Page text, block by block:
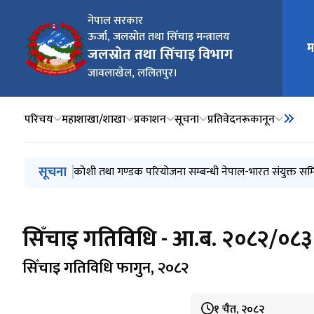
नेपाल सरकार
ऊर्जा, जलस्रोत तथा सिँचाइ मन्त्रालय
जलस्रोत तथा सिँचाइ विभाग
जावलाखेल, ललितपुर।
मुख्य
परिचय महाशाखा/शाखा प्रकाशन सूचना प्रतिवेदनरूकानून
मुख्य नेभिगेसनमा जानुहोस्
सूचना सार्वजनिक खर्चलाई मितव्ययी तथा प्रभावकारी बनाउने
कोशी तथा गण्डक परियोजना सम्बन्धी नेपाल-भारत संयुक्त
धरौटी रकम सदर स्याहा सम्बन्धि सूचना Website मा
बोलपत्र आह्वान - रानी जमरा कुलरीया सिँचाइ आयोजना
नाम परिवर्तन तथा स्थानान्तर भएका आयोजना कार्यालयमा
सिँचाइ गतिविधि - आ.ब. २०८२/०८३
सिँचाइ गतिविधि फागुन, २०८२
१ चैत, २०८२